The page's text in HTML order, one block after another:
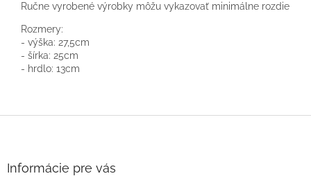
Ručne vyrobené výrobky môžu vykazovať minimálne rozdiely v
Rozmery:
- výška: 27,5cm
- šírka: 25cm
- hrdlo: 13cm
Informácie pre vás